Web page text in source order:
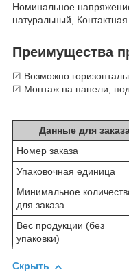
Номинальное
натуральный,
Преимущества
☑ Возможно
☑ Монтаж на панели,
Данные для
Номер заказа
Упаковочная единица
Минимальное
для заказа
Вес продукции (без
упаковки)
Скрыть